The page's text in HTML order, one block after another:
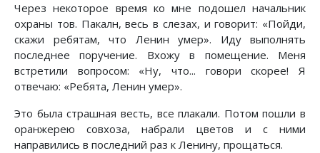
Через некоторое время ко мне подошел начальник
охраны тов. Пакалн, весь в слезах, и говорит: «Пойди,
скажи ребятам, что Ленин умер». Иду выполнять
последнее поручение. Вхожу в помещение. Меня
встретили вопросом: «Ну, что... говори скорее! Я
отвечаю: «Ребята, Ленин умер».
Это была страшная весть, все плакали. Потом пошли в
оранжерею совхоза, набрали цветов и с ними
направились в последний раз к Ленину, прощаться.